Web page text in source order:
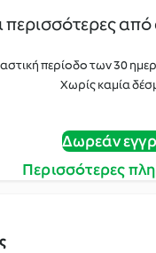
περισσότερες
περίοδο των 30
Χωρίς καμία
Δωρεάν
Περισσότερες